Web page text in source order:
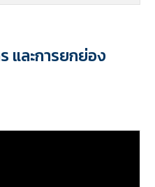
และการยกย่อง